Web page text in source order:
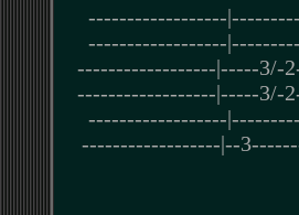
------------------
------------------
------------------|-----3/-
------------------|-----3/-
------------------
------------------|--